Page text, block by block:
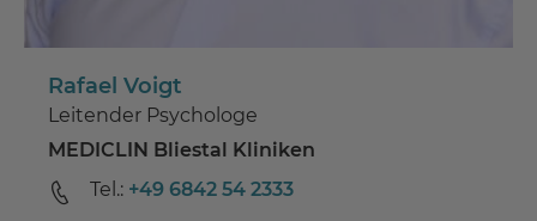
Rafael Voigt
Leitender Psychologe
MEDICLIN Bliestal Kliniken
Tel.: +49 6842 54 2333